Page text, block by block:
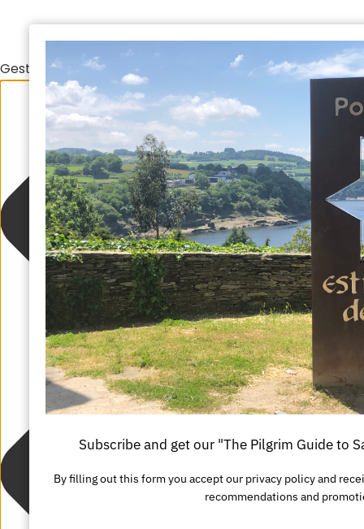
Gestionar el consentimiento de las cookies
Subscribe and get our "The Pilgrim Guide to
By filling out this form you accept our privacy policy and
recommendations and